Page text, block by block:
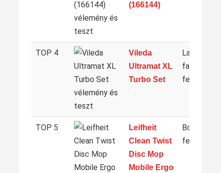
(166144)
TOP 4
Vileda
Ultramat XL
Turbo Set
Lapos,
facsaró
felmosó
TOP 5
Leifheit
Clean Twist
Disc Mop
Mobile Ergo
Bojtos,
felmosó